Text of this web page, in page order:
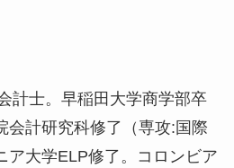
計士。早稲田大学商学部卒
会計研究科修了（専攻:国際
ア大学ELP修了。コロンビア